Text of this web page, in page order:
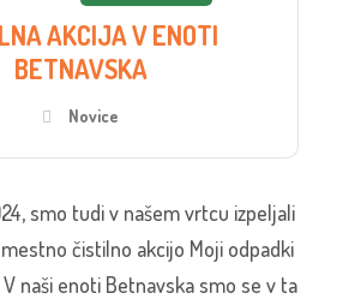
AKCIJA V ENOTI
BETNAVSKA
Novice
smo tudi v našem vrtcu izpeljali
čistilno akcijo Moji odpadki
naši enoti Betnavska smo se v ta